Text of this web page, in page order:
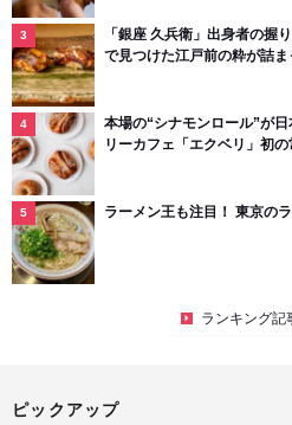
「銀座 久兵衛」出身者の握
で見つけた江戸前の粋が詰ま
本場の“シナモンロール”が
リーカフェ「エクベリ」初
ラーメン王も注目！ 東京の
ランキング記
ピックアップ